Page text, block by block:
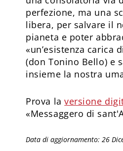
perfezione, ma una
libera, per salvare il
pianeta e poter
«un’esistenza carica
(don Tonino Bello) e
insieme la nostra
Prova laversione
«Messaggero di
Data di aggiornamento: 26